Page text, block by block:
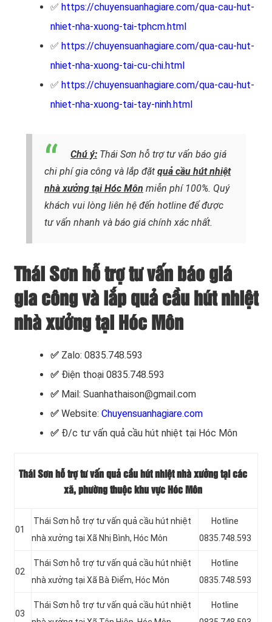
✅ https://chuyensuanhagiare.com/qua-cau-hut-
nhiet-nha-xuong-tai-tphcm.html
✅ https://chuyensuanhagiare.com/qua-cau-hut-
nhiet-nha-xuong-tai-cu-chi.html
✅ https://chuyensuanhagiare.com/qua-cau-hut-
nhiet-nha-xuong-tai-tay-ninh.html
Chú ý: Thái Sơn hỗ trợ tư vấn báo giá
chi phí gia công và lắp đặt quả cầu hút nhiệt
nhà xưởng tại Hóc Môn miễn phí 100%. Quý
khách vui lòng liên hệ đến hotline để được
tư vấn nhanh và báo giá chính xác nhất.
Thái Sơn hỗ trợ tư vấn báo giá
gia công và lắp quả cầu hút nhiệt
nhà xưởng tại Hóc Môn
✅ Zalo: 0835.748.593
✅ Điện thoại 0835.748.593
✅ Mail: Suanhathaison@gmail.com
✅ Website: Chuyensuanhagiare.com
✅ Đ/c tư vấn quả cầu hút nhiệt tại Hóc Môn
Thái Sơn hỗ trợ tư vấn quả cầu hút nhiệt nhà xưởng tại các
xã, phường thuộc khu vực Hóc Môn
01
Thái Sơn hỗ trợ tư vấn quả cầu hút nhiệt
nhà xưởng tại Xã Nhị Bình, Hóc Môn
Hotline
0835.748.593
02
Thái Sơn hỗ trợ tư vấn quả cầu hút nhiệt
nhà xưởng tại Xã Bà Điểm, Hóc Môn
Hotline
0835.748.593
03
Thái Sơn hỗ trợ tư vấn quả cầu hút nhiệt
Hotline